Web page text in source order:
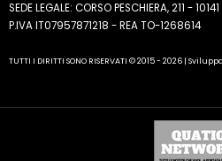
SEDE LEGALE: CORSO PESCHIERA, 211 -
P.IVA IT07957871218 - REA TO-1268614
TUTTI I DIRITTI SONO RISERVATI © 2015 - 2026 |